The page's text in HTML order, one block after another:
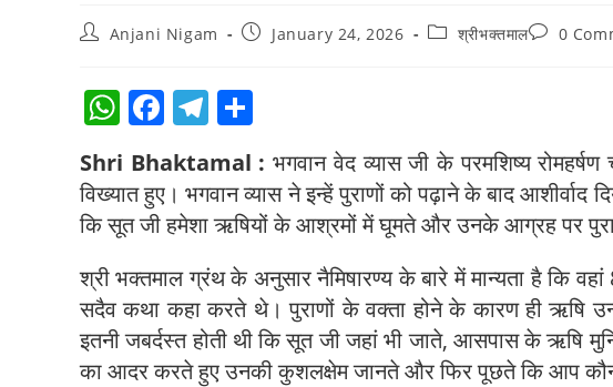
Anjani Nigam January 24, 2026 श्रीभक्तमाल 0
W
h
at
s
A
p
p
F
a
c
e
b
o
o
k
T
e
gr
a
m
ar
e
Shri Bhaktamal : भगवान वेद व्यास जी के परमशिष्य
विख्यात हुए। भगवान व्यास ने इन्हें पुराणों को पढ़ाने के बाद आशीर्वाद
कि सूत जी हमेशा ऋषियों के आश्रमों में घूमते और उनके आग्रह पर
श्री भक्तमाल ग्रंथ के अनुसार नैमिषारण्य के बारे में मान्यता है कि
सदैव कथा कहा करते थे। पुराणों के वक्ता होने के कारण ही ऋषि
इतनी जबर्दस्त होती थी कि सूत जी जहां भी जाते, आसपास के ऋषि
का आदर करते हुए उनकी कुशलक्षेम जानते और फिर पूछते कि आप